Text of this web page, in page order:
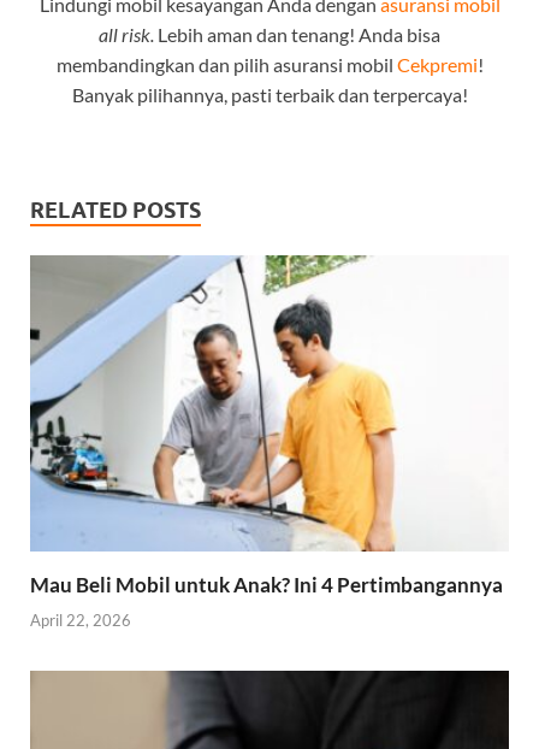
all risk. Lebih aman dan tenang! Anda bisa
membandingkan dan pilih asuransi mobil Cekpremi!
Banyak pilihannya, pasti terbaik dan terpercaya!
RELATED POSTS
Mau Beli Mobil untuk Anak? Ini 4 Pertimbangannya
April 22, 2026